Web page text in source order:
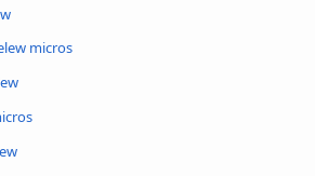
micros